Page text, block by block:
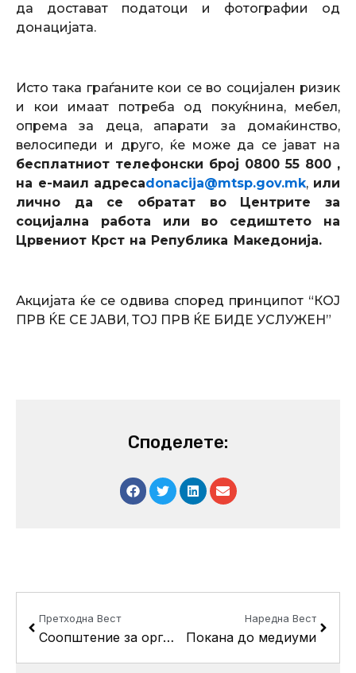
да достават податоци и фотографии од
донацијата.
Исто така граѓаните кои се во социјален ризик
и кои имаат потреба од покуќнина, мебел,
опрема за деца, апарати за домаќинство,
велосипеди и друго, ќе може да се јават на
бесплатниот телефонски број 0800 55 800 ,
на е-маил адресаdonacija@mtsp.gov.mk, или
лично да се обратат во Центрите за
социјална работа или во седиштето на
Црвениот Крст на Република Македонија.
Акцијата ќе се одвива според принципот “КОЈ
ПРВ ЌЕ СЕ ЈАВИ, ТОЈ ПРВ ЌЕ БИДЕ УСЛУЖЕН”
Споделете:
Претходна Вест
Соопштение за организирање на јавна презентација и јавна анкета по предлог ДУП за реон Ј, четврт Ј10
Наредна Вест
Покана до медиуми